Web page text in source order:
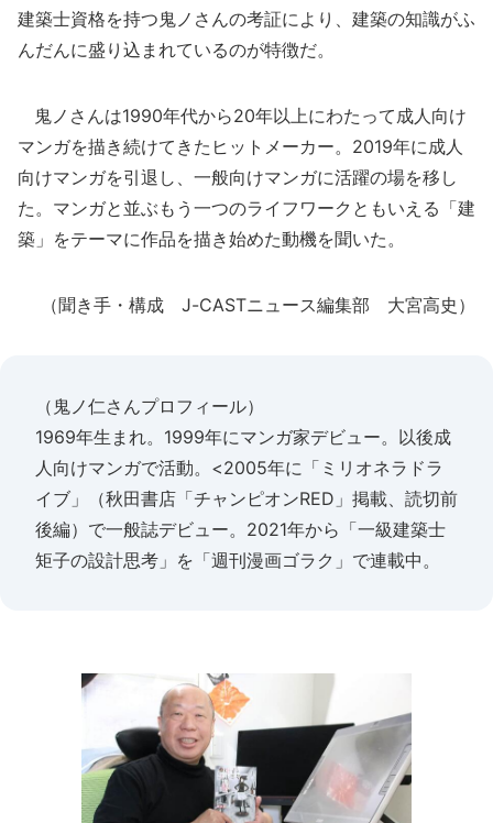
建築士資格を持つ鬼ノさんの考証により、建築の知識がふ
んだんに盛り込まれているのが特徴だ。
鬼ノさんは1990年代から20年以上にわたって成人向け
マンガを描き続けてきたヒットメーカー。2019年に成人
向けマンガを引退し、一般向けマンガに活躍の場を移し
た。マンガと並ぶもう一つのライフワークともいえる「建
築」をテーマに作品を描き始めた動機を聞いた。
（聞き手・構成 J-CASTニュース編集部 大宮高史）
（鬼ノ仁さんプロフィール）
1969年生まれ。1999年にマンガ家デビュー。以後成
人向けマンガで活動。<2005年に「ミリオネラドラ
イブ」（秋田書店「チャンピオンRED」掲載、読切前
後編）で一般誌デビュー。2021年から「一級建築士
矩子の設計思考」を「週刊漫画ゴラク」で連載中。